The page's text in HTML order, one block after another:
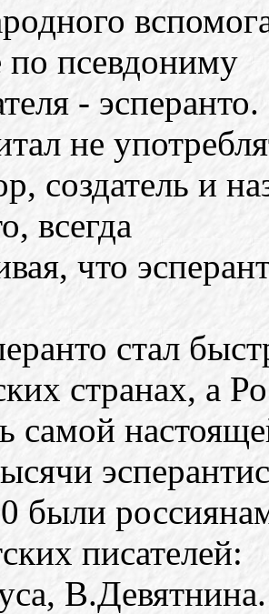
по псевдониму
-
не
создатель и
всегда
что
стал
странах, а
самой
были
писателей: